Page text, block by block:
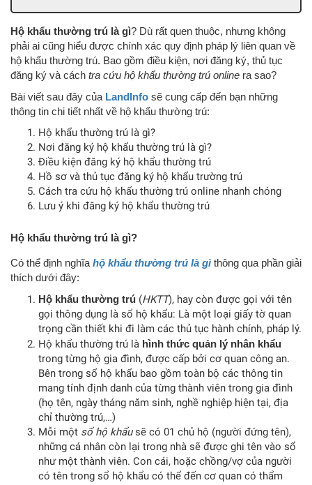
Hộ khẩu thường trú là gì? Dù rất quen thuộc, nhưng không
phải ai cũng hiểu được chính xác quy định pháp lý liên quan về
hộ khẩu thường trú. Bao gồm điều kiện, nơi đăng ký, thủ tục
đăng ký và cách tra cứu hộ khẩu thường trú online ra sao?
Bài viết sau đây của LandInfo sẽ cung cấp đến bạn những
thông tin chi tiết nhất về hộ khẩu thường trú:
Hộ khẩu thường trú là gì?
Nơi đăng ký hộ khẩu thường trú là gì?
Điều kiện đăng ký hộ khẩu thường trú
Hồ sơ và thủ tục đăng ký hộ khẩu trường trú
Cách tra cứu hộ khẩu thường trú online nhanh chóng
Lưu ý khi đăng ký hộ khẩu thường trú
Hộ khẩu thường trú là gì?
Có thể định nghĩa hộ khẩu thường trú là gì thông qua phần giải
thích dưới đây:
Hộ khẩu thường trú (HKTT), hay còn được gọi với tên
gọi thông dụng là sổ hộ khẩu: Là một loại giấy tờ quan
trọng cần thiết khi đi làm các thủ tục hành chính, pháp lý.
Hộ khẩu thường trú là hình thức quản lý nhân khẩu
trong từng hộ gia đình, được cấp bởi cơ quan công an.
Bên trong sổ hộ khẩu bao gồm toàn bộ các thông tin
mang tính định danh của từng thành viên trong gia đình
(họ tên, ngày tháng năm sinh, nghề nghiệp hiện tại, địa
chỉ thường trú,…)
Mỗi một sổ hộ khẩusẽ có 01 chủ hộ (người đứng tên),
những cá nhân còn lại trong nhà sẽ được ghi tên vào sổ
như một thành viên. Con cái, hoặc chồng/vợ của người
có tên trong sổ hộ khẩu có thể đến cơ quan có thẩm